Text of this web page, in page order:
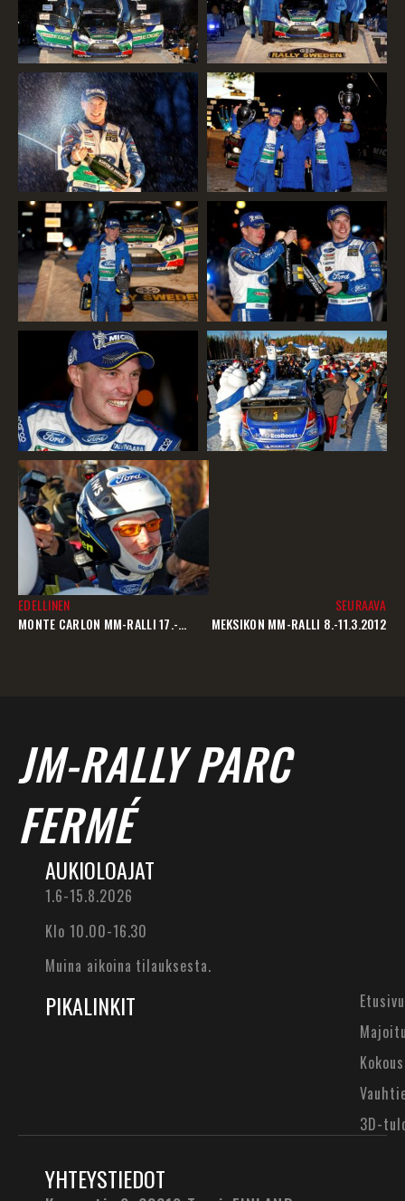
EDELLINEN
MONTE CARLON MM-RALLI 17.-22.01.2012
SEURAAVA
MEKSIKON MM-RALLI 8.-11.3.2012
JM-RALLY PARC
FERMÉ
AUKIOLOAJAT
1.6-15.8.2026
Klo 10.00-16.30
Muina aikoina tilauksesta.
PIKALINKIT
Etusivu
3D-
YHTEYSTIEDOT